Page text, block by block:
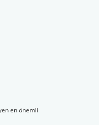
en önemli